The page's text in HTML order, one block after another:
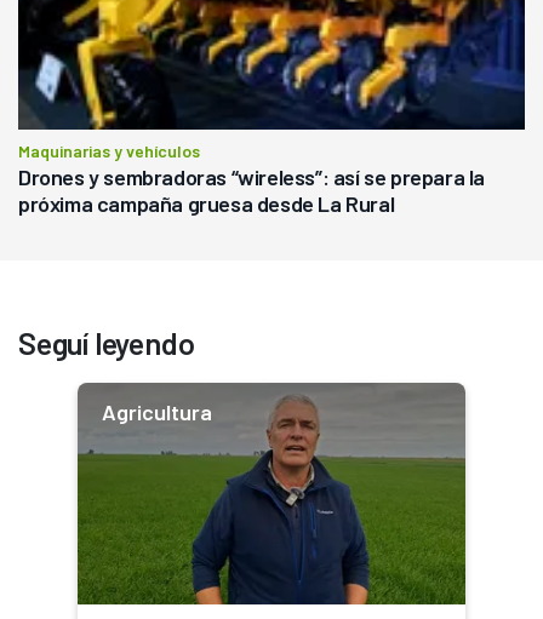
Maquinarias y vehículos
Drones y sembradoras “wireless”: así se prepara la
próxima campaña gruesa desde La Rural
Seguí leyendo
Agricultura